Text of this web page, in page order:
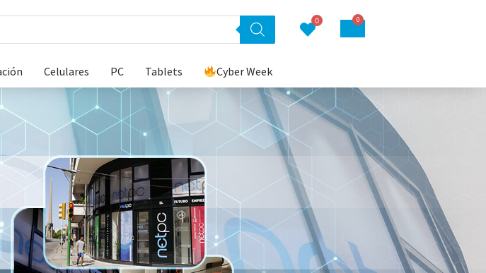
0 0
Celulares PC Tablets Cyber Week